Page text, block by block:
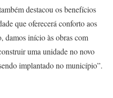
destacou os benefícios
que oferecerá conforto aos
damos início às obras com
uma unidade no novo
implantado no município”.